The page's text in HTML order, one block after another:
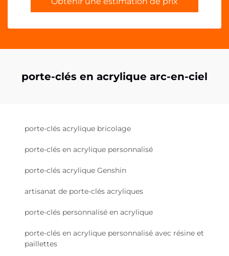
porte-clés en acrylique arc-en-ciel
porte-clés acrylique bricolage
porte-clés en acrylique personnalisé
porte-clés acrylique Genshin
artisanat de porte-clés acryliques
porte-clés personnalisé en acrylique
porte-clés en acrylique personnalisé avec résine et
paillettes